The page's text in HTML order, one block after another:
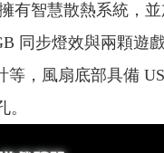
有智慧散熱系統，
同步燈效與兩顆遊
等，風扇底部具備
。